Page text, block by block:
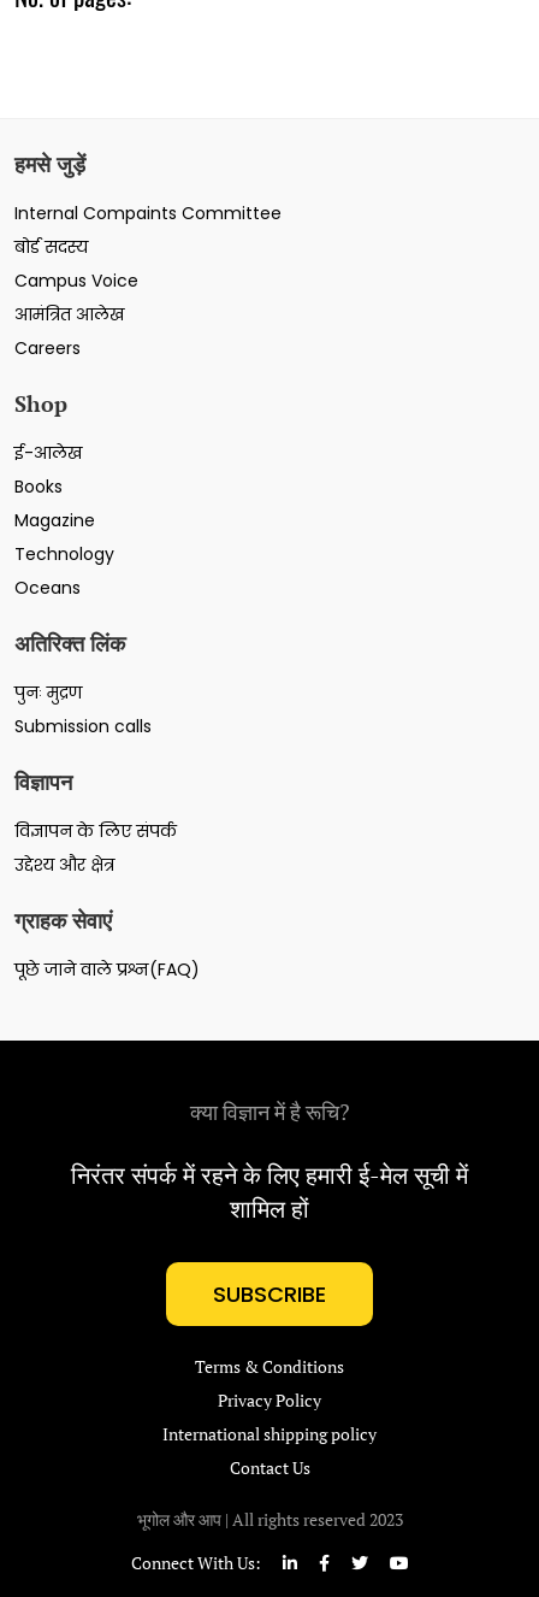
हमसे जुड़ें
Internal Compaints Committee
बोर्ड सदस्य
Campus Voice
आमंत्रित आलेख
Careers
Shop
ई-आलेख
Books
Magazine
Technology
Oceans
अतिरिक्त लिंक
पुनः मुद्रण
Submission calls
विज्ञापन
विज्ञापन के लिए संपर्क
उद्देश्य और क्षेत्र
ग्राहक सेवाएं
पूछे जाने वाले प्रश्न(FAQ)
क्या विज्ञान में है रूचि?
निरंतर संपर्क में रहने के लिए हमारी ई-मेल सूची में
शामिल हों
SUBSCRIBE
Terms & Conditions
Privacy Policy
International shipping policy
Contact Us
भूगोल और आप | All rights reserved 2023
Connect With Us: